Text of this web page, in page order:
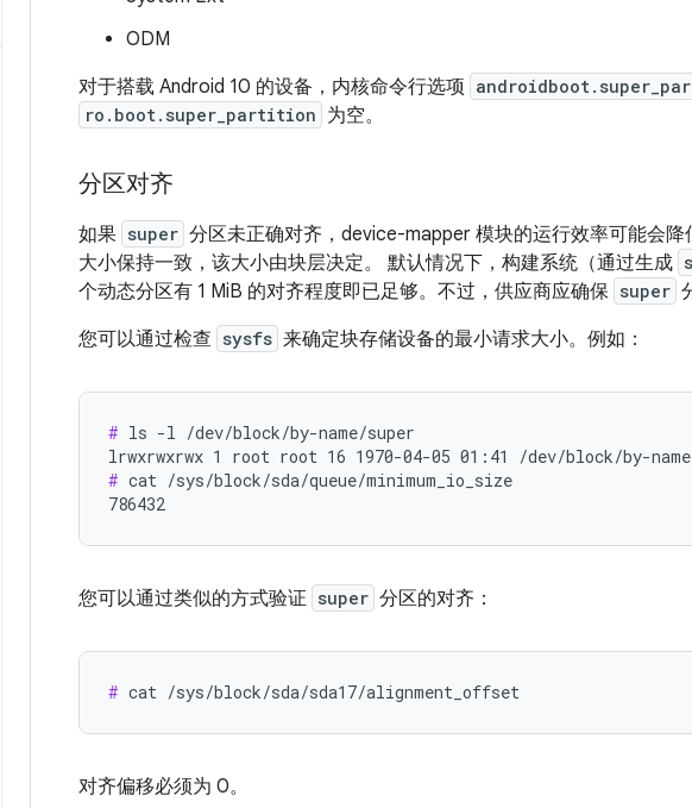
ODM
对于搭载 Android 10 的设备，内核命令行选项
ro.boot.super_partition 为空。
分区对齐
如果 super 分区未正确对齐，device-mapper 模块的运行效率可能会降
大小保持一致，该大小由块层决定。
默认情况下，构建系统（通过生成
个动态分区有 1 MiB 的对齐程度即已足够。不过，供应商应确保 super
您可以通过检查 sysfs 来确定块存储设备的最小请求大小。例如：
# ls -l /dev/block/by-name/super
# cat /sys/block/sda/queue/minimum_io_size
786432
您可以通过类似的方式验证 super 分区的对齐：
# cat /sys/block/sda/sda17/alignment_offset
对齐偏移必须为 0。